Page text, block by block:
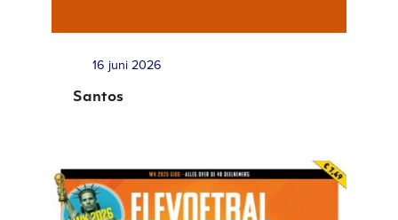
16 juni 2026
Santos